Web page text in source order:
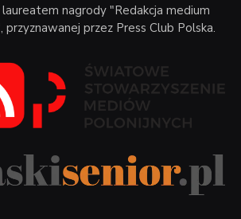
nagrody "Redakcja medium
przez Press Club Polska.